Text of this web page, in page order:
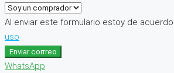
Al enviar este formulario estoy de
uso
Enviar corrreo
WhatsApp